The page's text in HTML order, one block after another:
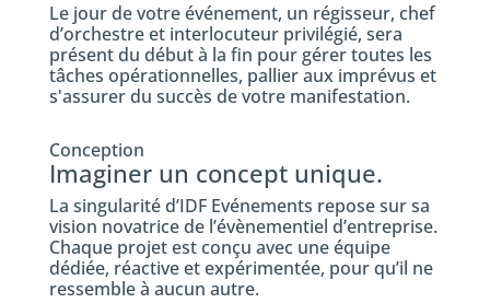
Le jour de votre événement, un régisseur, chef
d’orchestre et interlocuteur privilégié, sera
présent du début à la fin pour gérer toutes les
tâches opérationnelles, pallier aux imprévus et
s'assurer du succès de votre manifestation.
Conception
Imaginer un concept unique.
La singularité d’IDF Evénements repose sur sa
vision novatrice de l’évènementiel d’entreprise.
Chaque projet est conçu avec une équipe
dédiée, réactive et expérimentée, pour qu’il ne
ressemble à aucun autre.